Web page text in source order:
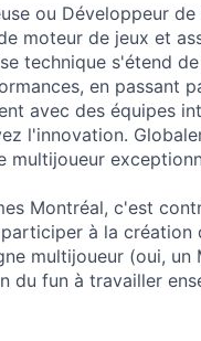
ou Développeur
moteur de jeux et
technique s'étend
en passant
avec des équipes
l'innovation.
multijoueur
Montréal, c'est
à la
multijoueur (oui,
du fun à travailler